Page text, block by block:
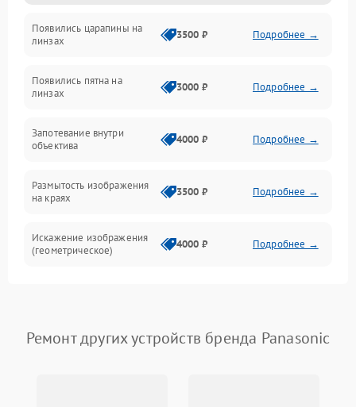
Прочие неисправности
Появились царапины на
линзах
3500 ₽ Подробнее →
Появились пятна на
линзах
3000 ₽ Подробнее →
Запотевание внутри
объектива
4000 ₽ Подробнее →
Размытость изображения
на краях
3500 ₽ Подробнее →
Искажение изображения
(геометрическое)
4000 ₽ Подробнее →
Проблемы с резкостью
Ремонт других устройств бренда Panasonic